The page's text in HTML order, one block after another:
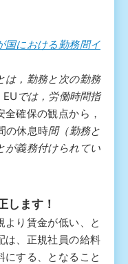
における勤務間イ
は，勤務と次の勤務
EU では，労働時間指
確保の観点から，
の休息時間（勤務と
が義務付けられてい
します！
より賃金が低い、と
は、正規社員の給料
にする、となること